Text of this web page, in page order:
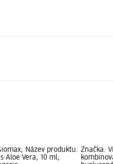
Název produktu:
Aloe Vera, 10 ml;
Značka: